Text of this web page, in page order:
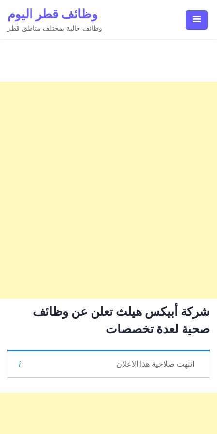
content
وظائف قطر اليوم
وظائف خالية بمختلف مناطق قطر
شركة أبيكس هيلث تعلن عن وظائف
صحية لعدة تخصصات
انتهت صلاحية هذا الاعلان